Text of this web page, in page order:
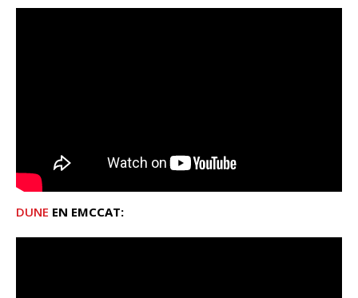
DUNE EN EMCCAT: